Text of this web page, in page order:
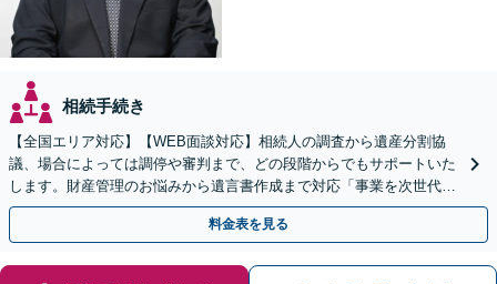
相続手続き
【全国エリア対応】【WEB面談対応】相続人の調査から遺産分割協
議、場合によっては調停や審判まで、どの段階からでもサポートいた
します。財産管理のお悩みから遺言書作成まで対応「事業を次世代に
引き継ぐ安心の事業承継をサポート」【完全個室相談】
料金表を見る